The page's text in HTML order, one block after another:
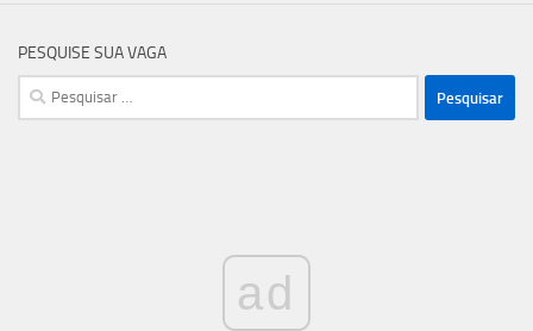
PESQUISE SUA VAGA
Pesquisar
por:
ad